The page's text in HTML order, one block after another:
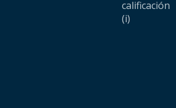
calificación
(i)